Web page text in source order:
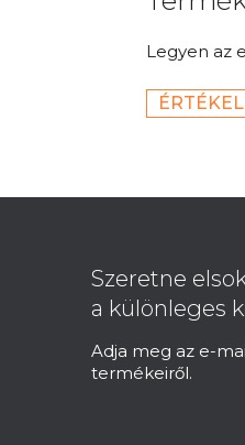
Legyen az
Szeretne
a különleges
Adja meg az e-
termékeiről.